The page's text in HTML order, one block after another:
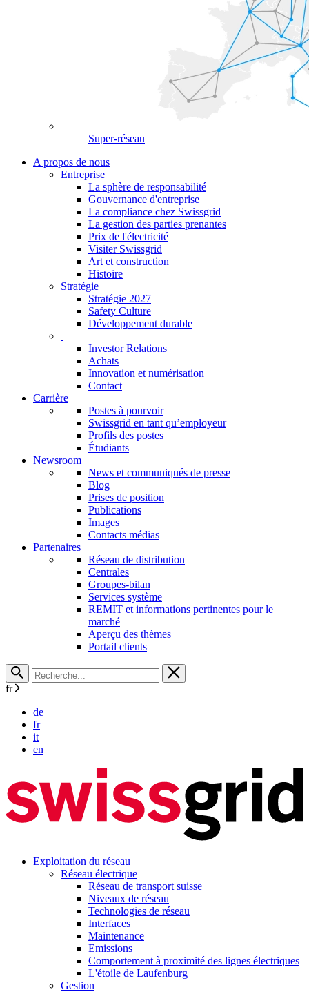
Super-réseau
A propos de nous
Entreprise
La sphère de responsabilité
Gouvernance d'entreprise
La compliance chez Swissgrid
La gestion des parties prenantes
Prix de l'électricité
Visiter Swissgrid
Art et construction
Histoire
Stratégie
Stratégie 2027
Safety Culture
Développement durable
Investor Relations
Achats
Innovation et numérisation
Contact
Carrière
Postes à pourvoir
Swissgrid en tant qu’employeur
Profils des postes
Étudiants
Newsroom
News et communiqués de presse
Blog
Prises de position
Publications
Images
Contacts médias
Partenaires
Réseau de distribution
Centrales
Groupes-bilan
Services système
REMIT et informations pertinentes pour le
marché
Aperçu des thèmes
Portail clients
fr
de
fr
it
en
Exploitation du réseau
Réseau électrique
Réseau de transport suisse
Niveaux de réseau
Technologies de réseau
Interfaces
Maintenance
Emissions
Comportement à proximité des lignes électriques
L'étoile de Laufenburg
Gestion